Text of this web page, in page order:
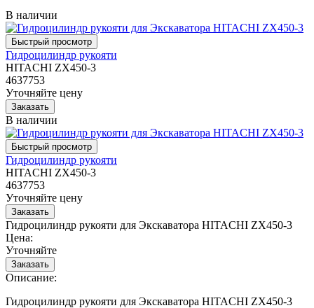
В наличии
Гидроцилиндр рукояти
HITACHI ZX450-3
4637753
Уточняйте цену
В наличии
Гидроцилиндр рукояти
HITACHI ZX450-3
4637753
Уточняйте цену
Гидроцилиндр рукояти для Экскаватора HITACHI ZX450-3
Цена:
Уточняйте
Описание:
Гидроцилиндр рукояти для Экскаватора HITACHI ZX450-3